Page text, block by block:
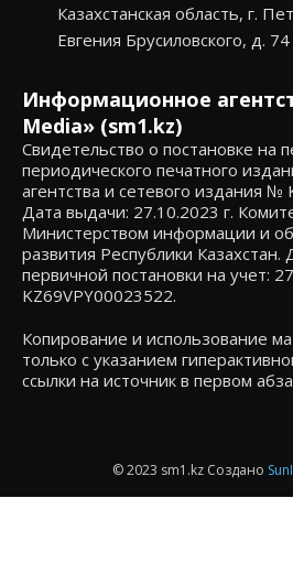
Казахстанская область, г.
Евгения Брусиловского, д. 74
Информационное
Media» (sm1.kz)
Свидетельство о постановке на
периодического печатного
агентства и сетевого издания №
Дата выдачи: 27.10.2023 г.
Министерством информации и
развития Республики Казахстан.
первичной постановки на учет:
KZ69VPY00023522.
Копирование и использование
только с указанием
ссылки на источник в первом
© 2023 sm1.kz Создано